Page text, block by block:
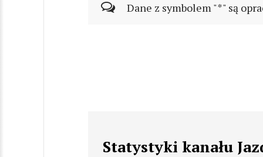
Dane z symbolem "*" są
Statystyki kanału